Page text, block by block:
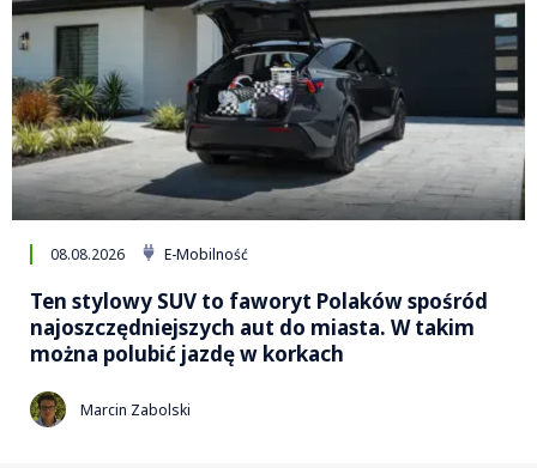
08.08.2026 E-Mobilność
Ten stylowy SUV to faworyt Polaków spośród
najoszczędniejszych aut do miasta. W takim
można polubić jazdę w korkach
Marcin Zabolski